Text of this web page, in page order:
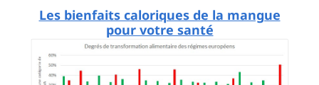
Les bienfaits caloriques de la mangue
pour votre santé